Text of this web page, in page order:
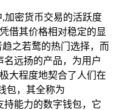
加密货币交易的活跃度
借其价格相对稳定的显
之若鹜的热门选择，而
远扬的产品，为用户
大程度地契合了人们在
包，其全称为
持能力的数字钱包，它